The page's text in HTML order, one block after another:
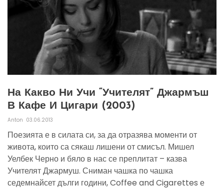
На Какво Ни Учи “учителят” Джармъш
В Кафе И Цигари (2003)
Anton 03.06.2013
Поезията е в силата си, за да отразява моменти от
живота, които са сякаш лишени от смисъл. Мишел
Уелбек Черно и бяло в нас се преплитат – казва
Учителят Джармуш. Сниман чашка по чашка
седемнайсет дълги години, Coffee and Cigarettes е